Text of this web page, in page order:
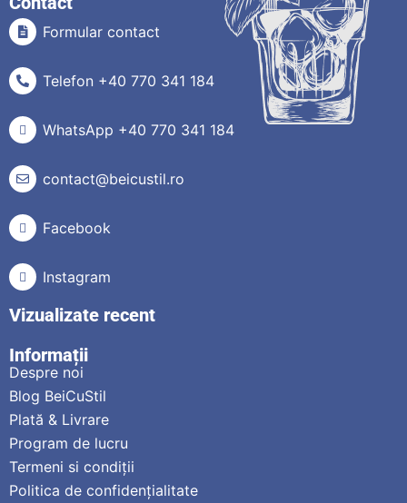
Formular contact
Telefon +40 770 341 184
WhatsApp +40 770 341 184
contact@beicustil.ro
Facebook
Instagram
Vizualizate recent
Informații
Despre noi
Blog BeiCuStil
Plată & Livrare
Program de lucru
Termeni si condiții
Politica de confidențialitate